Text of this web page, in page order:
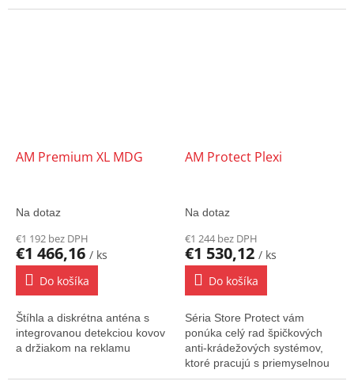
AM Premium XL MDG
Na dotaz
€1 192 bez DPH
€1 466,16 / ks
Do košíka
Štíhla a diskrétna anténa s
integrovanou detekciou kovov
a držiakom na reklamu
AM Protect Plexi
Na dotaz
€1 244 bez DPH
€1 530,12 / ks
Do košíka
Séria Store Protect vám
ponúka celý rad špičkových
anti-krádežových systémov,
ktoré pracujú s priemyselnou
štandardnou AM technológiou.